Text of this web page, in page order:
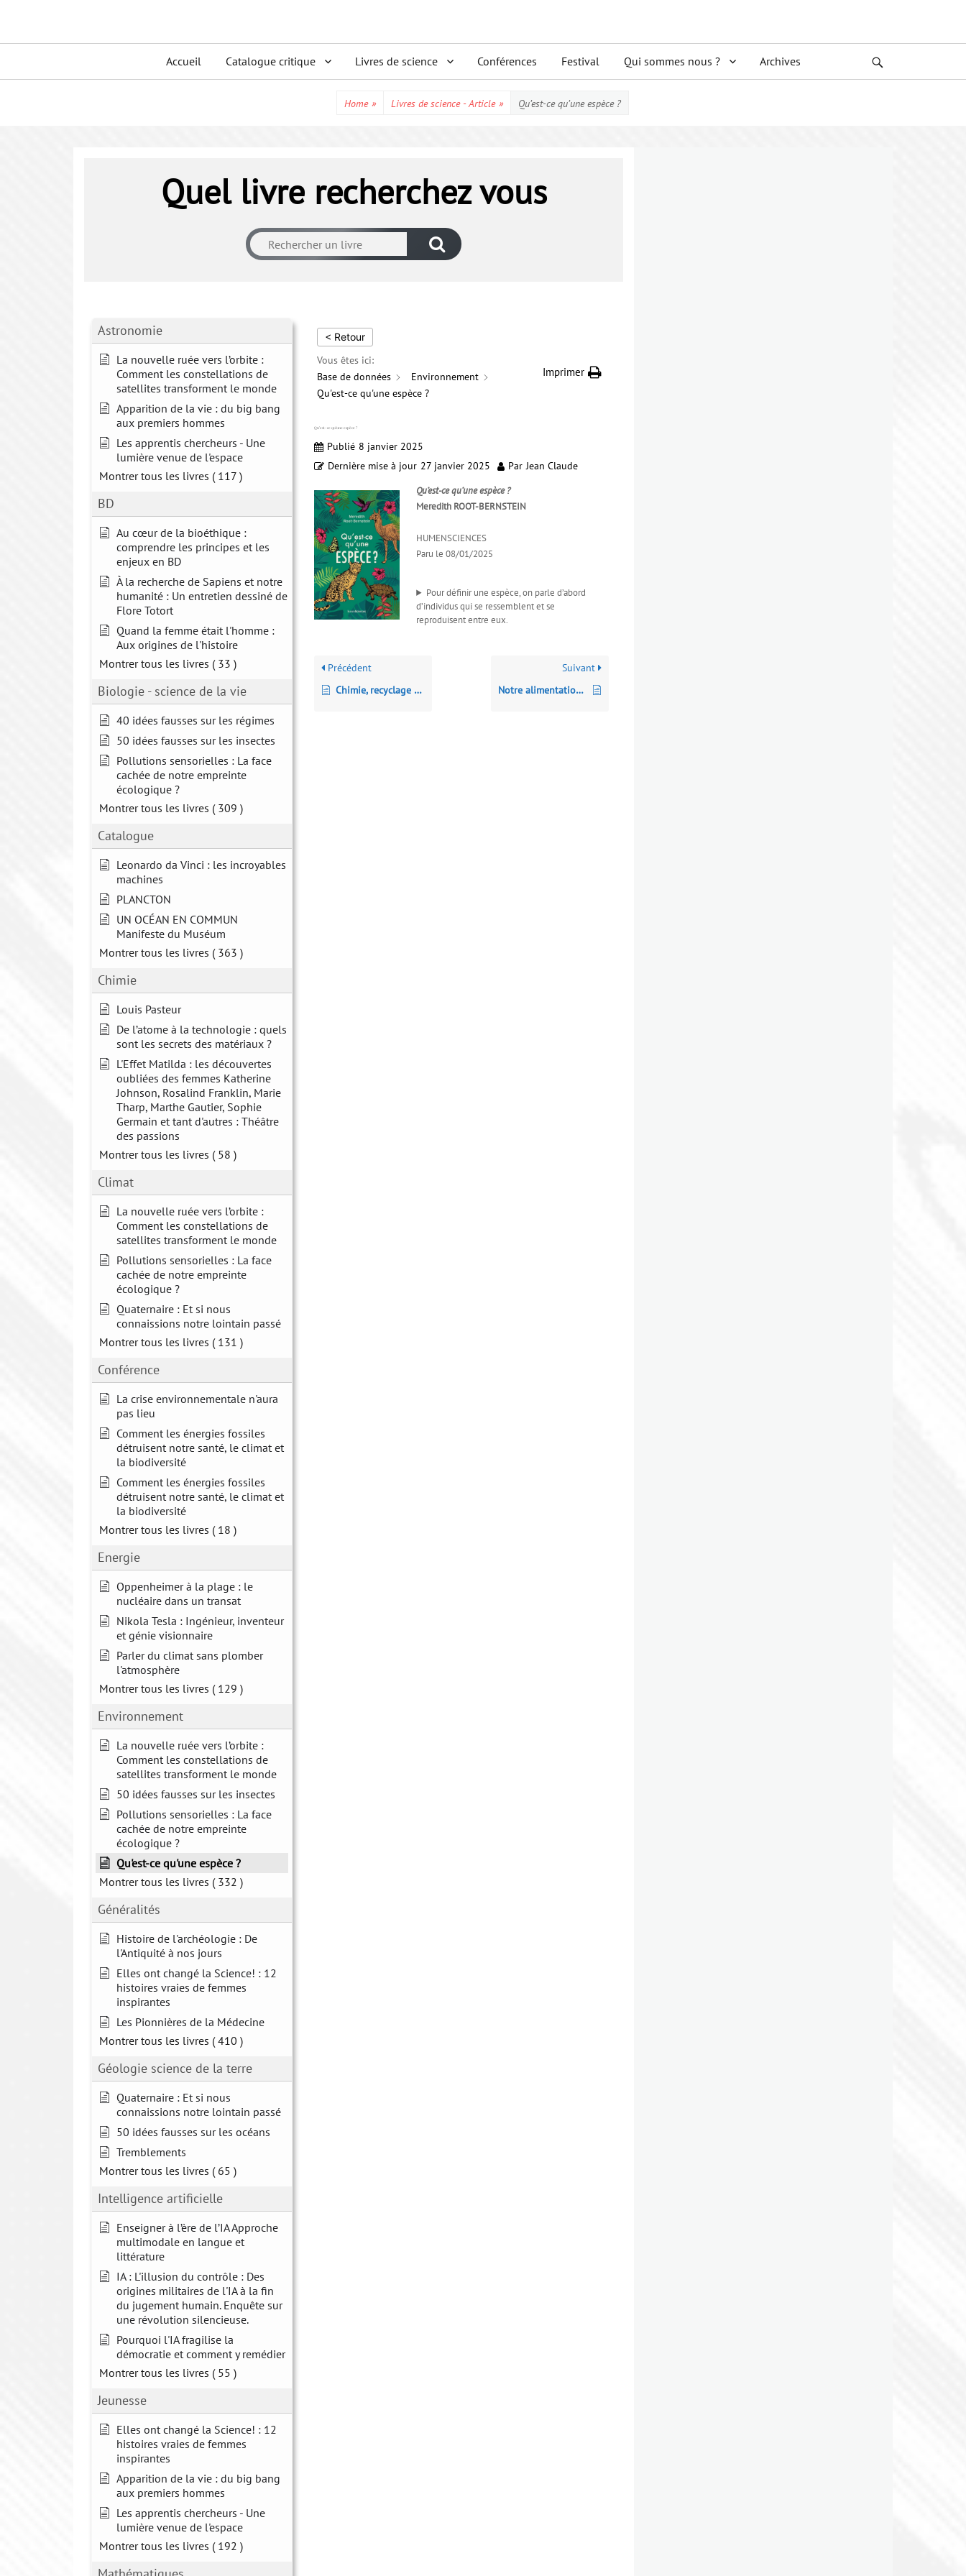
menu
Accueil Catalogue critique Livres de science Conférences Festival Qui sommes nous ? Archives
Home » Livres de science - Article » Qu’est-ce qu’une espèce ?
Quel livre recherchez vous
Astronomie
La nouvelle ruée vers l’orbite :
Comment les constellations de
satellites transforment le monde
Apparition de la vie : du big bang
aux premiers hommes
Les apprentis chercheurs - Une
lumière venue de l'espace
Montrer tous les livres ( 117 )
BD
Au cœur de la bioéthique :
comprendre les principes et les
enjeux en BD
À la recherche de Sapiens et notre
humanité : Un entretien dessiné de
Flore Totort
Quand la femme était l'homme :
Aux origines de l'histoire
Montrer tous les livres ( 33 )
Biologie - science de la vie
40 idées fausses sur les régimes
50 idées fausses sur les insectes
Pollutions sensorielles : La face
cachée de notre empreinte
écologique ?
Montrer tous les livres ( 309 )
Catalogue
Leonardo da Vinci : les incroyables
machines
PLANCTON
UN OCÉAN EN COMMUN
Manifeste du Muséum
Montrer tous les livres ( 363 )
Chimie
Louis Pasteur
De l’atome à la technologie : quels
sont les secrets des matériaux ?
L'Effet Matilda : les découvertes
oubliées des femmes Katherine
Johnson, Rosalind Franklin, Marie
Tharp, Marthe Gautier, Sophie
Germain et tant d'autres : Théâtre
des passions
Montrer tous les livres ( 58 )
Climat
La nouvelle ruée vers l’orbite :
Comment les constellations de
satellites transforment le monde
Pollutions sensorielles : La face
cachée de notre empreinte
écologique ?
Quaternaire : Et si nous
connaissions notre lointain passé
Montrer tous les livres ( 131 )
Conférence
La crise environnementale n'aura
pas lieu
Comment les énergies fossiles
détruisent notre santé, le climat et
la biodiversité
Comment les énergies fossiles
détruisent notre santé, le climat et
la biodiversité
Montrer tous les livres ( 18 )
Energie
Oppenheimer à la plage : le
nucléaire dans un transat
Nikola Tesla : Ingénieur, inventeur
et génie visionnaire
Parler du climat sans plomber
l'atmosphère
Montrer tous les livres ( 129 )
Environnement
La nouvelle ruée vers l’orbite :
Comment les constellations de
satellites transforment le monde
50 idées fausses sur les insectes
Pollutions sensorielles : La face
cachée de notre empreinte
écologique ?
Qu'est-ce qu'une espèce ?
Montrer tous les livres ( 332 )
Généralités
Histoire de l'archéologie : De
l'Antiquité à nos jours
Elles ont changé la Science! : 12
histoires vraies de femmes
inspirantes
Les Pionnières de la Médecine
Montrer tous les livres ( 410 )
Géologie science de la terre
Quaternaire : Et si nous
connaissions notre lointain passé
50 idées fausses sur les océans
Tremblements
Montrer tous les livres ( 65 )
Intelligence artificielle
Enseigner à l’ère de l’IA Approche
multimodale en langue et
littérature
IA : L'illusion du contrôle : Des
origines militaires de l'IA à la fin
du jugement humain. Enquête sur
une révolution silencieuse.
Pourquoi l'IA fragilise la
démocratie et comment y remédier
Montrer tous les livres ( 55 )
Jeunesse
Elles ont changé la Science! : 12
histoires vraies de femmes
inspirantes
Apparition de la vie : du big bang
aux premiers hommes
Les apprentis chercheurs - Une
lumière venue de l'espace
Montrer tous les livres ( 192 )
< Retour
Vous êtes ici:
Base de données
Environnement
Qu'est-ce qu'une espèce ?
Imprimer
Qu’est-ce qu’une espèce ?
Publié 8 janvier 2025
Dernière mise à jour 27 janvier 2025 Par Jean Claude
Qu’est-ce qu’une espèce ?
Meredith ROOT-BERNSTEIN
HUMENSCIENCES
Paru le 08/01/2025
Pour définir une espèce, on parle d’abord
d’individus qui se ressemblent et se
reproduisent entre eux.
Précédent
Chimie, recyclage et économie circulaire
Suivant
Notre alimentation, notre choix